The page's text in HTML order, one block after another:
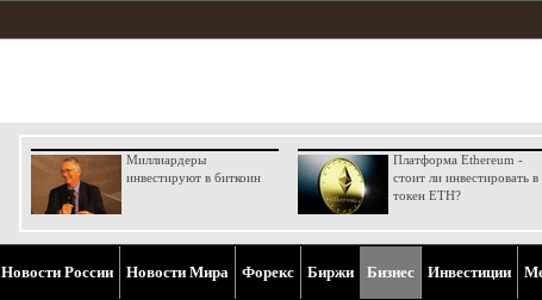
Миллиардеры
инвестируют в биткоин
Платформа Ethereum -
стоит ли инвестировать в
токен ETH?
Новости России Новости Мира Форекс Биржи Бизнес Инвестиции